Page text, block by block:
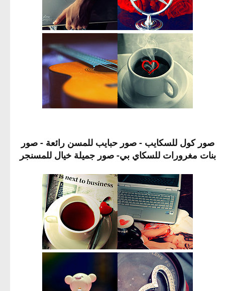
صور كول للسكايب - صور حبايب للمسن رائعة - صور
بنات مغرورات للسكاي بي- صور جميلة خيال للمسنجر